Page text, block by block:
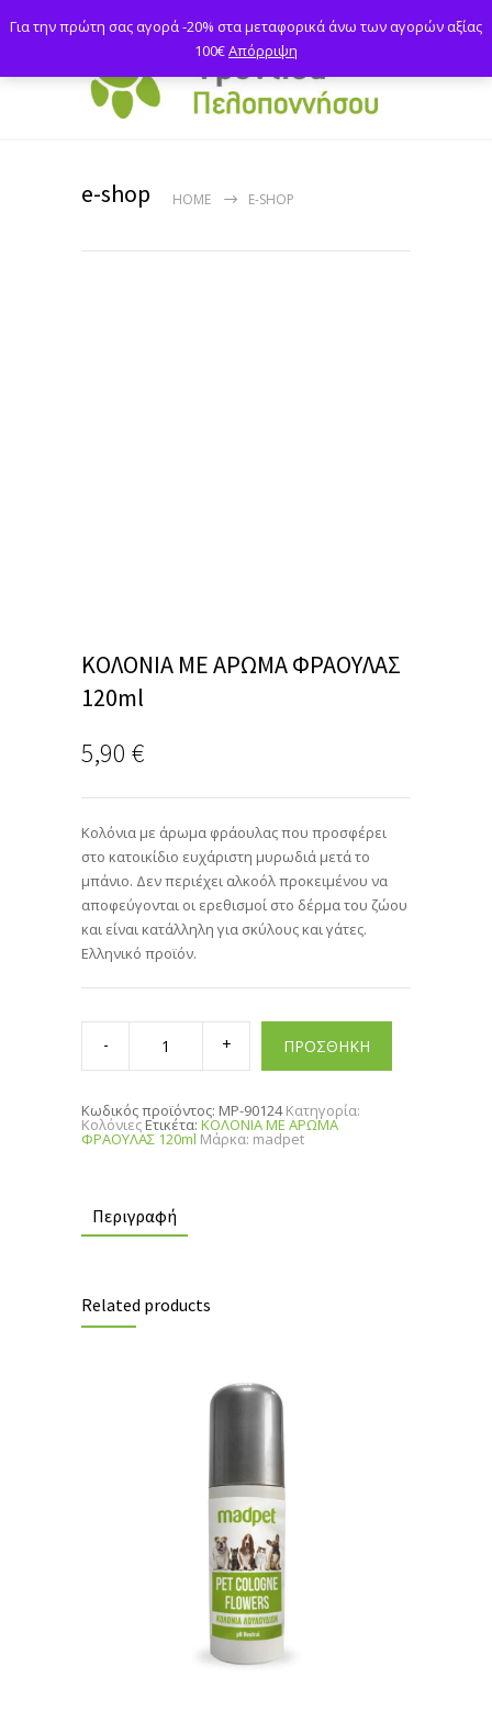
e-shop HOME E-SHOP
ΚΟΛΟΝΙΑ ΜΕ ΑΡΩΜΑ ΦΡΑΟΥΛΑΣ
120ml
5,90 €
Κολόνια με άρωμα φράουλας που προσφέρει
στο κατοικίδιο ευχάριστη μυρωδιά μετά το
μπάνιο. Δεν περιέχει αλκοόλ προκειμένου να
αποφεύγονται οι ερεθισμοί στο δέρμα του ζώου
και είναι κατάλληλη για σκύλους και γάτες.
Ελληνικό προϊόν.
ΚΟΛΟΝΙΑ
ΦΡΑΟΥΛΑΣ
ΠΡΟΣΘΗΚΗ
Κωδικός προϊόντος: MP-90124 Κατηγορία:
Κολόνιες Ετικέτα: ΚΟΛΟΝΙΑ ΜΕ ΑΡΩΜΑ
ΦΡΑΟΥΛΑΣ 120ml Μάρκα: madpet
Περιγραφή
Related products
Για την πρώτη σας αγορά -20% στα μεταφορικά άνω των αγορών αξίας
100€Απόρριψη